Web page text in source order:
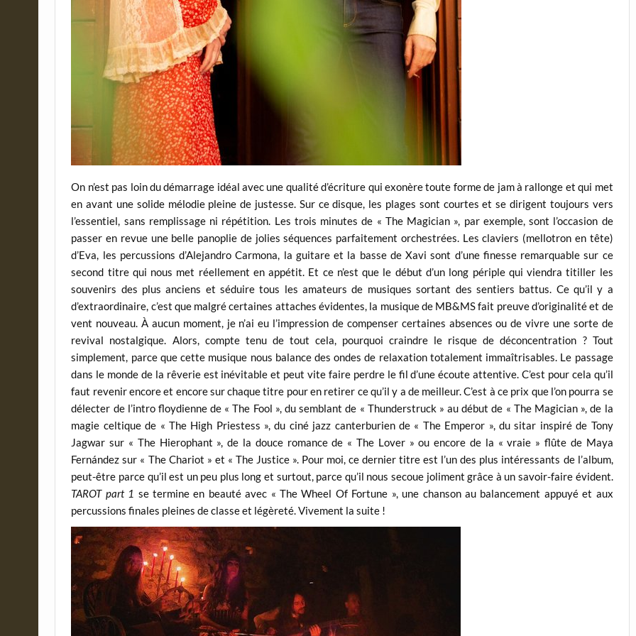
On n’est pas loin du démarrage idéal avec une qualité d’écriture qui exonère toute forme de jam à rallonge et qui met
en avant une solide mélodie pleine de justesse. Sur ce disque, les plages sont courtes et se dirigent toujours vers
l’essentiel, sans remplissage ni répétition. Les trois minutes de « The Magician », par exemple, sont l’occasion de
passer en revue une belle panoplie de jolies séquences parfaitement orchestrées. Les claviers (mellotron en tête)
d’Eva, les percussions d’Alejandro Carmona, la guitare et la basse de Xavi sont d’une finesse remarquable sur ce
second titre qui nous met réellement en appétit. Et ce n’est que le début d’un long périple qui viendra titiller les
souvenirs des plus anciens et séduire tous les amateurs de musiques sortant des sentiers battus. Ce qu’il y a
d’extraordinaire, c’est que malgré certaines attaches évidentes, la musique de MB&MS fait preuve d’originalité et de
vent nouveau. À aucun moment, je n’ai eu l’impression de compenser certaines absences ou de vivre une sorte de
revival nostalgique. Alors, compte tenu de tout cela, pourquoi craindre le risque de déconcentration ? Tout
simplement, parce que cette musique nous balance des ondes de relaxation totalement immaîtrisables. Le passage
dans le monde de la rêverie est inévitable et peut vite faire perdre le fil d’une écoute attentive. C’est pour cela qu’il
faut revenir encore et encore sur chaque titre pour en retirer ce qu’il y a de meilleur. C’est à ce prix que l’on pourra se
délecter de l’intro floydienne de « The Fool », du semblant de « Thunderstruck » au début de « The Magician », de la
magie celtique de « The High Priestess », du ciné jazz canterburien de « The Emperor », du sitar inspiré de Tony
Jagwar sur « The Hierophant », de la douce romance de « The Lover » ou encore de la « vraie » flûte de Maya
Fernández sur « The Chariot » et « The Justice ». Pour moi, ce dernier titre est l’un des plus intéressants de l’album,
peut-être parce qu’il est un peu plus long et surtout, parce qu’il nous secoue joliment grâce à un savoir-faire évident.
TAROT part 1 se termine en beauté avec « The Wheel Of Fortune », une chanson au balancement appuyé et aux
percussions finales pleines de classe et légèreté. Vivement la suite !